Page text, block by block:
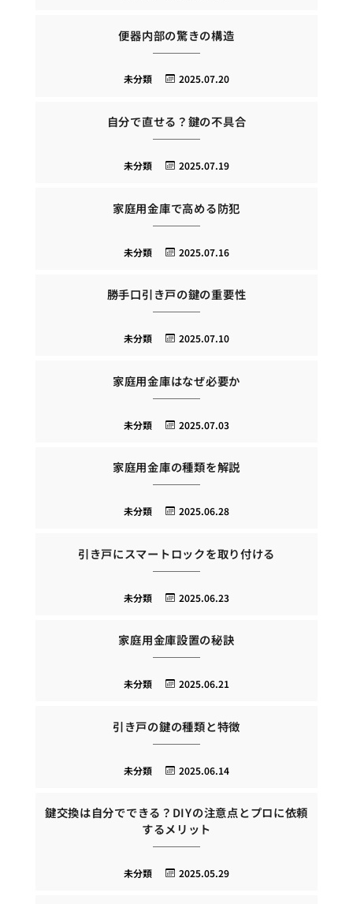
便器内部の驚きの構造
2025.07.20
未分類
自分で直せる？鍵の不具合
2025.07.19
未分類
家庭用金庫で高める防犯
2025.07.16
未分類
勝手口引き戸の鍵の重要性
2025.07.10
未分類
家庭用金庫はなぜ必要か
2025.07.03
未分類
家庭用金庫の種類を解説
2025.06.28
未分類
引き戸にスマートロックを取り付ける
2025.06.23
未分類
家庭用金庫設置の秘訣
2025.06.21
未分類
引き戸の鍵の種類と特徴
2025.06.14
未分類
鍵交換は自分でできる？DIYの注意点とプロに依頼
するメリット
2025.05.29
未分類